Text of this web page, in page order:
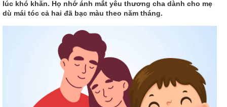
lúc khó khăn. Họ nhớ ánh mắt yêu thương cha dành cho mẹ
dù mái tóc cả hai đã bạc màu theo năm tháng.